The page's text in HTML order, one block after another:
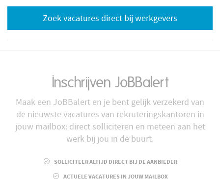
Zoek vacatures direct bij werkgevers
Inschrijven JoBBalert
Maak een JoBBalert en je bent gelijk verzekerd van
de nieuwste vacatures van rekruteringskantoren in
jouw mailbox: direct solliciteren en meteen aan het
werk bij jou in de buurt.
SOLLICITEER ALTIJD DIRECT BIJ DE AANBIEDER
ACTUELE VACATURES IN JOUW MAILBOX